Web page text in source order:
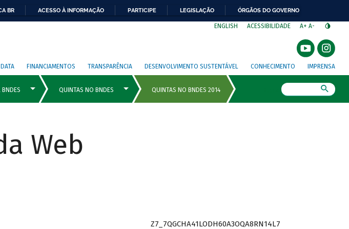
BR ACESSO À INFORMAÇÃO PARTICIPE LEGISLAÇÃO ÓRGÃOS DO GOVERNO
ENGLISH ACESSIBILIDADE A+ A-
FINANCIAMENTOS TRANSPARÊNCIA DESENVOLVIMENTO SUSTENTÁVEL CONHECIMENTO IMPRENSA
Web
Z7_7QGCHA41LODH60A3OQA8RN14L7